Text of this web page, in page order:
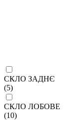
СКЛО ЗАДНЄ
(5)
СКЛО ЛОБОВЕ
(10)